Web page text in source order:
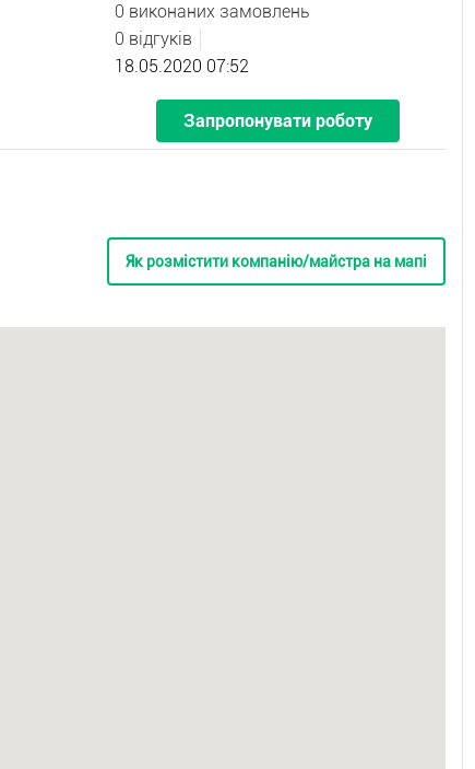
0 виконаних замовлень
0 відгуків
18.05.2020 07:52
Запропонувати роботу
Як розмістити компанію/майстра на мапі